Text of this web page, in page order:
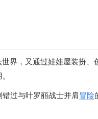
界，又通过娃娃屋装扮、
过与叶罗丽战士并肩 冒险